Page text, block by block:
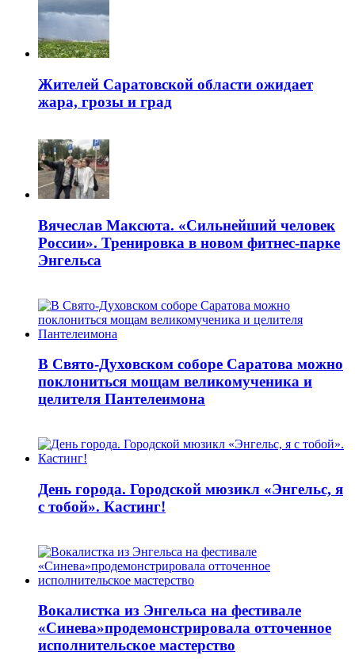
Жителей Саратовской области ожидает
жара, грозы и град
Вячеслав Максюта. «Сильнейший человек
России». Тренировка в новом фитнес-парке
Энгельса
В Свято-Духовском соборе Саратова можно
поклониться мощам великомученика и
целителя Пантелеимона
День города. Городской мюзикл «Энгельс, я
с тобой». Кастинг!
Вокалистка из Энгельса на фестивале
«Синева»продемонстрировала отточенное
исполнительское мастерство